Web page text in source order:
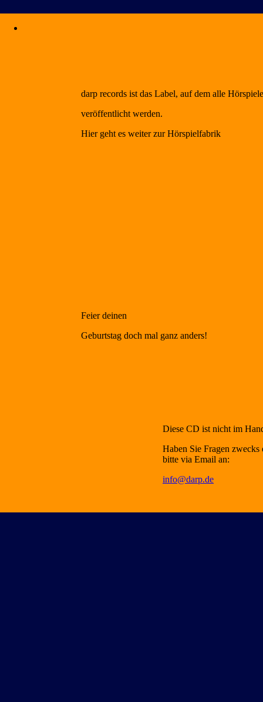
darp records ist das Label, auf dem alle
veröffentlicht werden.
Hier geht es weiter zur Hörspielfabrik
Feier deinen
Geburtstag doch mal ganz anders!
Diese CD ist nicht im
Haben Sie Fragen
bitte via Email an:
info@darp.de